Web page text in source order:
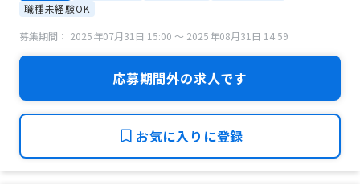
職種未経験OK
募集期間： 2025年07月31日 15:00 〜 2025年08月31日 14:59
応募期間外の求人です
お気に入りに登録